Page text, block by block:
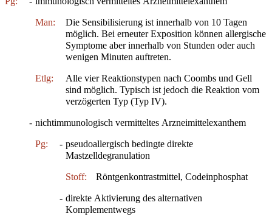
Man:
Die Sensibilisierung ist innerhalb von 10 Tagen
möglich. Bei erneuter Exposition können allergische
Symptome aber innerhalb von Stunden oder auch
wenigen Minuten auftreten.
Etlg:
Alle vier Reaktionstypen nach Coombs und Gell
sind möglich. Typisch ist jedoch die Reaktion vom
verzögerten Typ (Typ IV).
- nichtimmunologisch vermitteltes Arzneimittelexanthem
Pg: - pseudoallergisch bedingte direkte
Mastzelldegranulation
Stoff: Röntgenkontrastmittel, Codeinphosphat
- direkte Aktivierung des alternativen
Komplementwegs